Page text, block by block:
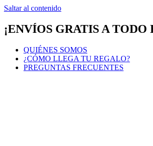
Saltar al contenido
¡ENVÍOS GRATIS A TODO
QUIÉNES SOMOS
¿CÓMO LLEGA TU REGALO?
PREGUNTAS FRECUENTES